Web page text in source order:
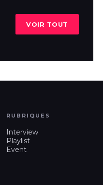
VOIR TOUT
RUBRIQUES
Interview
Playlist
Event